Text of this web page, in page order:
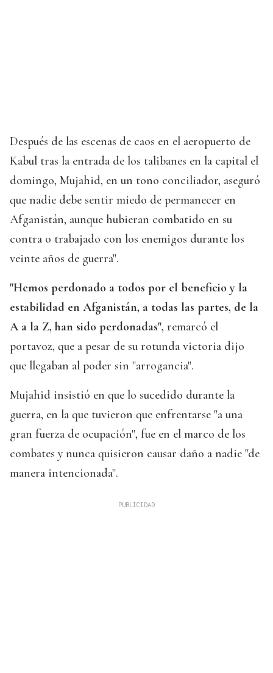
Después de las escenas de caos en el aeropuerto de
Kabul tras la entrada de los talibanes en la capital el
domingo, Mujahid, en un tono conciliador, aseguró
que nadie debe sentir miedo de permanecer en
Afganistán, aunque hubieran combatido en su
contra o trabajado con los enemigos durante los
veinte años de guerra".
"Hemos perdonado a todos por el beneficio y la
estabilidad en Afganistán, a todas las partes, de la
A a la Z, han sido perdonadas", remarcó el
portavoz, que a pesar de su rotunda victoria dijo
que llegaban al poder sin "arrogancia".
Mujahid insistió en que lo sucedido durante la
guerra, en la que tuvieron que enfrentarse "a una
gran fuerza de ocupación", fue en el marco de los
combates y nunca quisieron causar daño a nadie "de
manera intencionada".